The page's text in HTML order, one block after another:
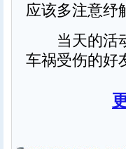
应该多注意纾
当天的活动
车祸受伤的好